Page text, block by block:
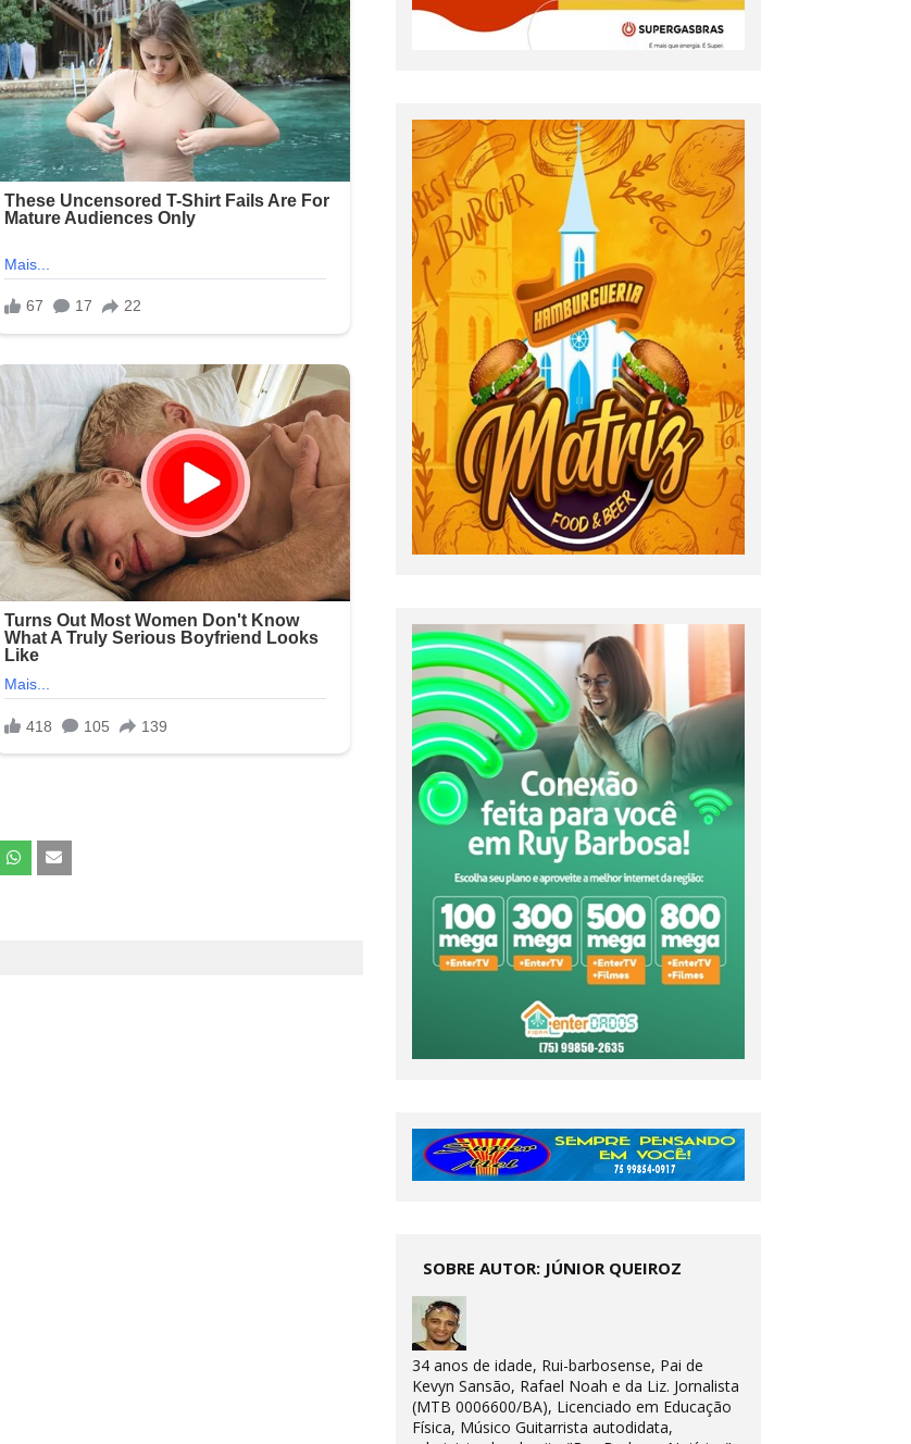
SOBRE AUTOR: JÚNIOR QUEIROZ
34 anos de idade, Rui-barbosense, Pai de
Kevyn Sansão, Rafael Noah e da Liz. Jornalista
(MTB 0006600/BA), Licenciado em Educação
Física, Músico Guitarrista autodidata,